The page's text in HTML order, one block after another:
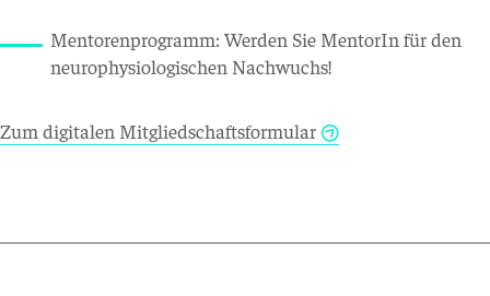
Mentorenprogramm: Werden Sie MentorIn für den
neurophysiologischen Nachwuchs!
Zum digitalen Mitgliedschaftsformular